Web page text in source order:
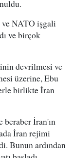
NATO işgali
ve birçok
devrilmesi ve
üzerine, Ebu
birlikte İran
beraber İran'ın
İran rejimi
Bunun ardından